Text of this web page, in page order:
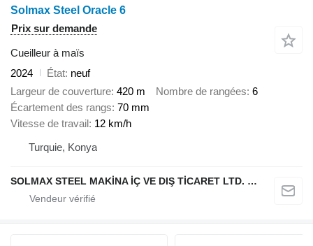
Solmax Steel Oracle 6
Prix sur demande
Cueilleur à maïs
2024
État neuf
Largeur de couverture 420 m Nombre de rangées 6
Écartement des rangs 70 mm
Vitesse de travail 12 km/h
Turquie, Konya
SOLMAX STEEL MAKİNA İÇ VE DIŞ TİCARET LTD. ŞTİ.